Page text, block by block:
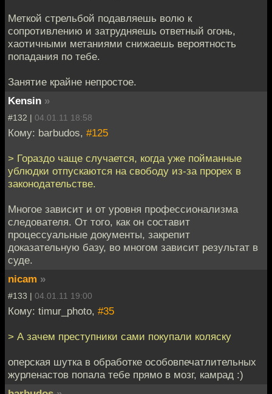
Меткой стрельбой подавляешь волю к
сопротивлению и затрудняешь ответный огонь,
хаотичными метаниями снижаешь вероятность
попадания по тебе.
Занятие крайне непростое.
Kensin »
#132 | 04.01.11 18:58
Кому: barbudos, #125
> Гораздо чаще случается, когда уже пойманные
ублюдки отпускаются на свободу из-за прорех в
законодательстве.
Многое зависит и от уровня профессионализма
следователя. От того, как он составит
процессуальные документы, закрепит
доказательную базу, во многом зависит результат в
суде.
nicam »
#133 | 04.01.11 19:00
Кому: timur_photo, #35
> А зачем преступники сами покупали коляску
оперская шутка в обработке особовпечатлительных
журленастов попала тебе прямо в мозг, камрад :)